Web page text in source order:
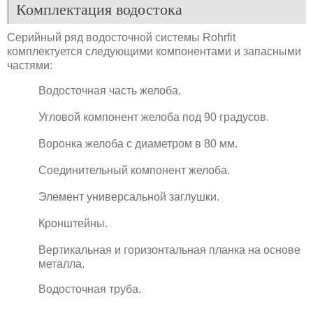
Комплектация водостока
Серийный ряд водосточной системы Rohrfit
комплектуется следующими компонентами и запасными
частями:
Водосточная часть желоба.
Угловой компонент желоба под 90 градусов.
Воронка желоба с диаметром в 80 мм.
Соединительный компонент желоба.
Элемент универсальной заглушки.
Кронштейны.
Вертикальная и горизонтальная планка на основе
металла.
Водосточная труба.